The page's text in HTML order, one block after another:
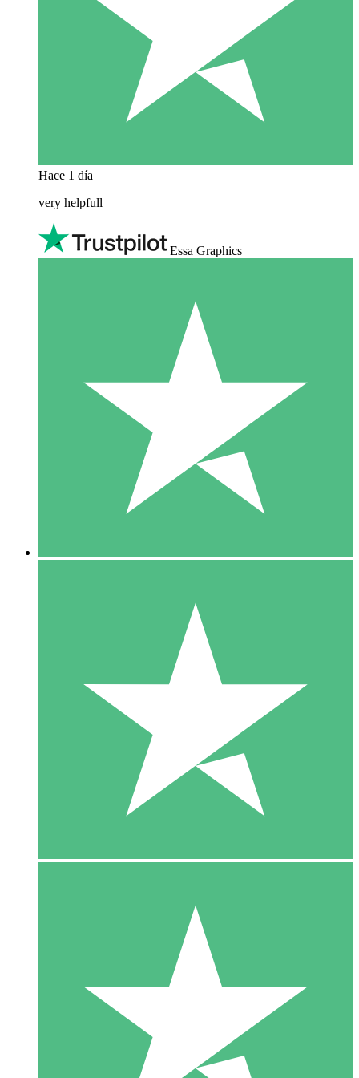
Hace 1 día
very helpfull
Essa Graphics